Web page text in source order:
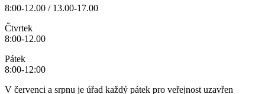
8:00-12.00 / 13.00-17.00
Čtvrtek
8:00-12.00
Pátek
8:00-12:00
V červenci a srpnu je úřad každý pátek pro veřejnost uzavřen